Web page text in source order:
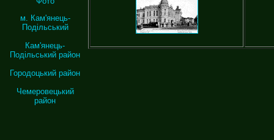
м. Кам'янець-
Подільський
Кам'янець-
Подільський район
Городоцький район
Чемеровецький
район